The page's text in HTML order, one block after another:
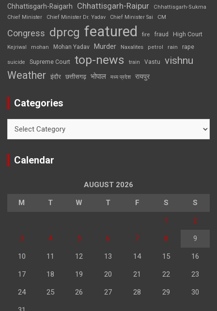
Chhattisgarh-Raigarh Chhattisgarh-Raipur
Chhattisgarh-Sukma
Chief Minister
Chief Minister Dr. Yadav Chief Minister Sai CM
Congress dprcg featured fire fraud High Court
Kejriwal mohan Mohan Yadav Murder Naxalites petrol rain rape
suicide Supreme Court top-news train Vastu vishnu
Weather इंदौर छत्तीसगढ़ भोपाल मध्य प्रदेश रायपुर
Categories
Calendar
AUGUST 2026
M T W T F S S
1 2
3 4 5 6 7 8 9
10 11 12 13 14 15 16
17 18 19 20 21 22 23
24 25 26 27 28 29 30